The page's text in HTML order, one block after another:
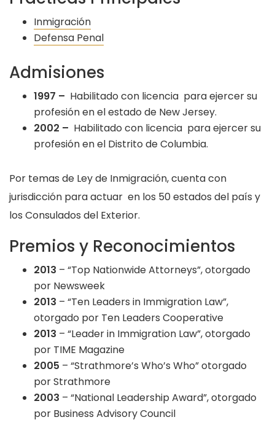
Inmigración
Defensa Penal
Admisiones
1997 – Habilitado con licencia para ejercer su
profesión en el estado de New Jersey.
2002 – Habilitado con licencia para ejercer su
profesión en el Distrito de Columbia.
Por temas de Ley de Inmigración, cuenta con
jurisdicción para actuar en los 50 estados del país y
los Consulados del Exterior.
Premios y Reconocimientos
2013 – “Top Nationwide Attorneys”, otorgado
por Newsweek
2013 – “Ten Leaders in Immigration Law”,
otorgado por Ten Leaders Cooperative
2013 – “Leader in Immigration Law”, otorgado
por TIME Magazine
2005 – “Strathmore’s Who’s Who” otorgado
por Strathmore
2003 – “National Leadership Award”, otorgado
por Business Advisory Council